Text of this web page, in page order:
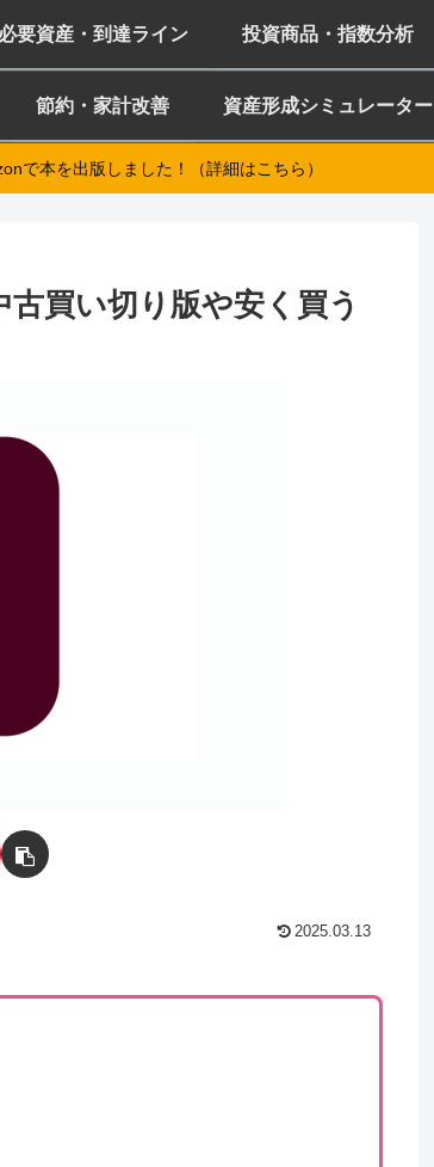
必要資産・到達ライン 投資商品・指数分析
節約・家計改善 資産形成シミュレーター
で本を出版しました！（詳細はこちら）
買い切り版や安く買う
2025.03.13